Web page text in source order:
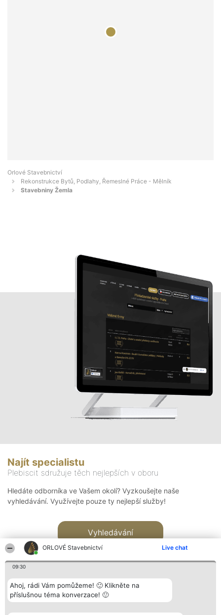
ORLOVÉ Stavebnictví Live chat
09:30
Ahoj, rádi Vám pomůžeme! 🙂 Klikněte na
příslušnou téma konverzace! 🙂
Orlové Stavebnictví
Rekonstrukce Bytů, Podlahy, Řemeslné Práce - Mělník
Stavebniny Žemla
Najít specialistu
Plebiscit sdružuje těch nejlepších v oboru
Hledáte odborníka ve Vašem okolí? Vyzkoušejte naše
vyhledávání. Využívejte pouze ty nejlepší služby!
Vyhledávání
Bright Side Solutions sp. z o. Vítězové Kontakt